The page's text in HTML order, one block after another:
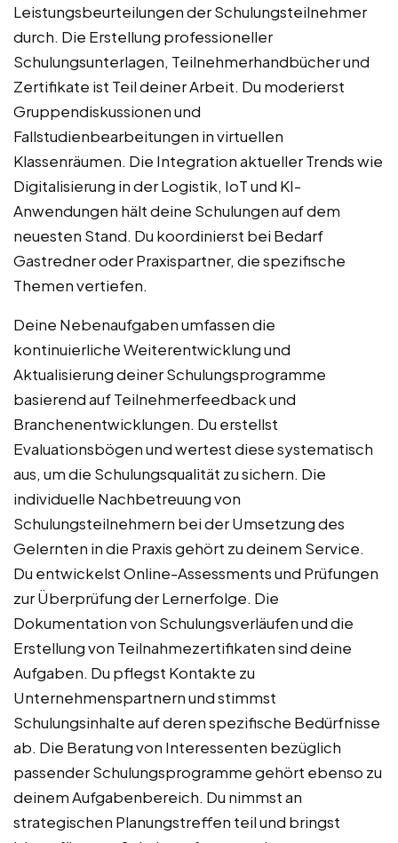
Leistungsbeurteilungen der Schulungsteilnehmer
durch. Die Erstellung professioneller
Schulungsunterlagen, Teilnehmerhandbücher und
Zertifikate ist Teil deiner Arbeit. Du moderierst
Gruppendiskussionen und
Fallstudienbearbeitungen in virtuellen
Klassenräumen. Die Integration aktueller Trends wie
Digitalisierung in der Logistik, IoT und KI-
Anwendungen hält deine Schulungen auf dem
neuesten Stand. Du koordinierst bei Bedarf
Gastredner oder Praxispartner, die spezifische
Themen vertiefen.
Deine Nebenaufgaben umfassen die
kontinuierliche Weiterentwicklung und
Aktualisierung deiner Schulungsprogramme
basierend auf Teilnehmerfeedback und
Branchenentwicklungen. Du erstellst
Evaluationsbögen und wertest diese systematisch
aus, um die Schulungsqualität zu sichern. Die
individuelle Nachbetreuung von
Schulungsteilnehmern bei der Umsetzung des
Gelernten in die Praxis gehört zu deinem Service.
Du entwickelst Online-Assessments und Prüfungen
zur Überprüfung der Lernerfolge. Die
Dokumentation von Schulungsverläufen und die
Erstellung von Teilnahmezertifikaten sind deine
Aufgaben. Du pflegst Kontakte zu
Unternehmenspartnern und stimmst
Schulungsinhalte auf deren spezifische Bedürfnisse
ab. Die Beratung von Interessenten bezüglich
passender Schulungsprogramme gehört ebenso zu
deinem Aufgabenbereich. Du nimmst an
strategischen Planungstreffen teil und bringst